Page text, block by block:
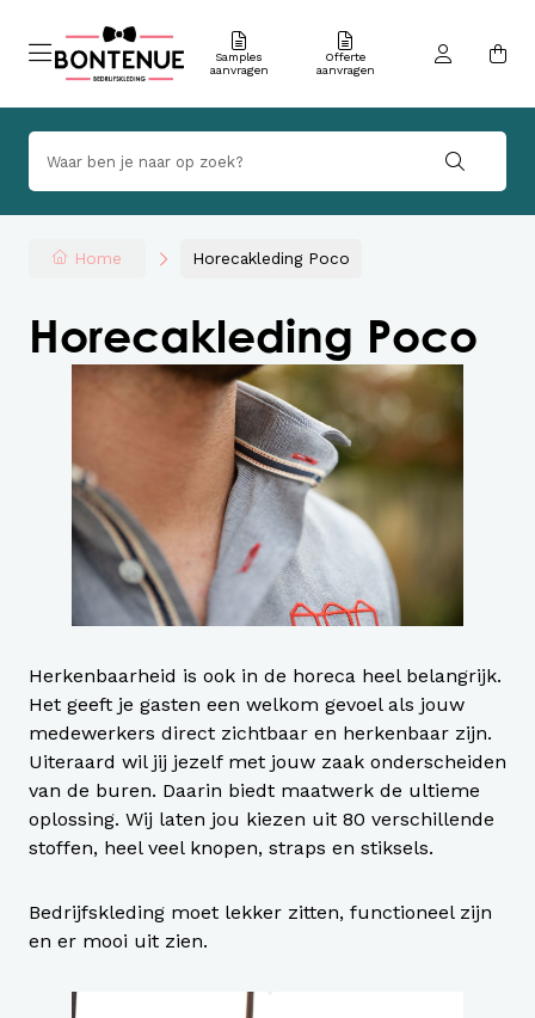
Samples
aanvragen
Offerte
aanvragen
Home Horecakleding Poco
Horecakleding Poco
Herkenbaarheid is ook in de horeca heel belangrijk.
Het geeft je gasten een welkom gevoel als jouw
medewerkers direct zichtbaar en herkenbaar zijn.
Uiteraard wil jij jezelf met jouw zaak onderscheiden
van de buren. Daarin biedt maatwerk de ultieme
oplossing. Wij laten jou kiezen uit 80 verschillende
stoffen, heel veel knopen, straps en stiksels.
Bedrijfskleding moet lekker zitten, functioneel zijn
en er mooi uit zien.